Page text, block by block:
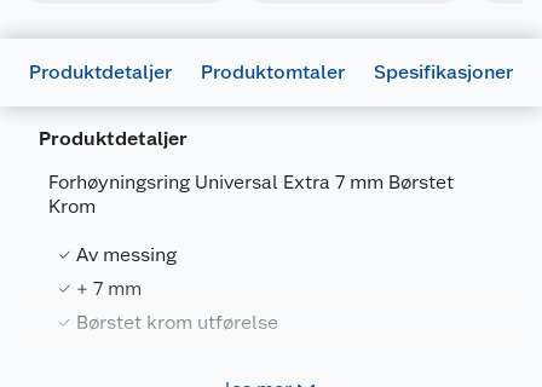
Produktdetaljer Produktomtaler Spesifikasjoner
Produktdetaljer
Forhøyningsring Universal Extra 7 mm Børstet
Krom
Av messing
+ 7 mm
Børstet krom utførelse
Generelt
Artikkelnummer
Leverandørens artikkelnummer